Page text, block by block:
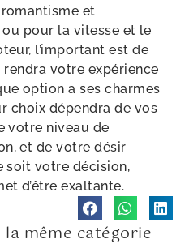
et
ou pour la vitesse et le
l’important est de
votre expérience
option a ses charmes
choix dépendra de vos
votre niveau de
et de votre désir
soit votre décision,
d’être exaltante.
même catégorie